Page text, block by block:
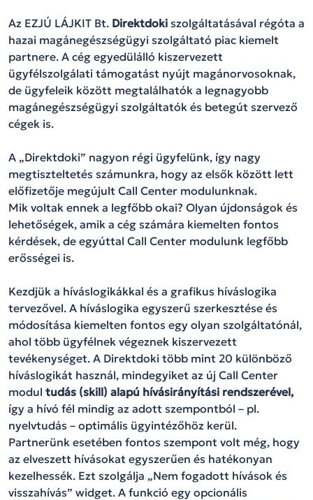
Az EZJÚ LÁJKIT Bt. Direktdoki szolgáltatásával régóta a
hazai magánegészségügyi szolgáltató piac kiemelt
partnere. A cég egyedülálló kiszervezett
ügyfélszolgálati támogatást nyújt magánorvosoknak,
de ügyfeleik között megtalálhatók a legnagyobb
magánegészségügyi szolgáltatók és betegút szervező
cégek is.
A „Direktdoki” nagyon régi ügyfelünk, így nagy
megtiszteltetés számunkra, hogy az elsők között lett
előfizetője megújult Call Center modulunknak.
Mik voltak ennek a legfőbb okai? Olyan újdonságok és
lehetőségek, amik a cég számára kiemelten fontos
kérdések, de egyúttal Call Center modulunk legfőbb
erősségei is.
Kezdjük a híváslogikákkal és a grafikus híváslogika
tervezővel. A híváslogika egyszerű szerkesztése és
módosítása kiemelten fontos egy olyan szolgáltatónál,
ahol több ügyfélnek végeznek kiszervezett
tevékenységet. A Direktdoki több mint 20 különböző
híváslogikát használ, mindegyiket az új Call Center
modul tudás (skill) alapú hívásirányítási rendszerével,
így a hívó fél mindig az adott szempontból – pl.
nyelvtudás – optimális ügyintézőhöz kerül.
Partnerünk esetében fontos szempont volt még, hogy
az elveszett hívásokat egyszerűen és hatékonyan
kezelhessék. Ezt szolgálja „Nem fogadott hívások és
visszahívás” widget. A funkció egy opcionális